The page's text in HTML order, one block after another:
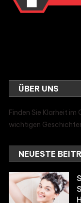
ÜBER UNS
Finden Sie Klarheit
wichtigen
NEUESTE